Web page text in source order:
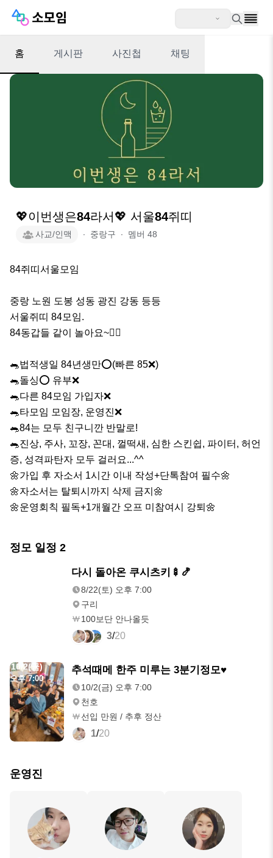
홈 게시판 사진첩 채팅
💖이번생은84라서💖 서울84쥐띠
사교/인맥 ∙ 중랑구 ∙ 멤버 48
84쥐띠서울모임
중랑 노원 도봉 성동 광진 강동 등등
서울쥐띠 84모임.
84동갑들 같이 놀아요~👍🏻
🐀법적생일 84년생만⭕(빠른 85❌)
🐀돌싱⭕ 유부❌
🐀다른 84모임 가입자❌
🐀타모임 모임장, 운영진❌
🐀84는 모두 친구니깐 반말로!
🐀진상, 주사, 꼬장, 꼰대, 껄떡새, 심한 스킨쉽, 파이터, 허언
증, 성격파탄자 모두 걸러요...^^
🌼가입 후 자소서 1시간 이내 작성+단톡참여 필수🌼
🌼자소서는 탈퇴시까지 삭제 금지🌼
🌼운영회칙 필독+1개월간 오프 미참여시 강퇴🌼
정모 일정 2
다시 돌아온 쿠시츠키🍢🍤
8/22(토) 오후 7:00
구리
100보단 안나올듯
3/20
10/2(금)
오후 7:00
추석때메 한주 미루는 3분기정모♥️
10/2(금) 오후 7:00
천호
선입 만원 / 추후 정산
1/20
운영진